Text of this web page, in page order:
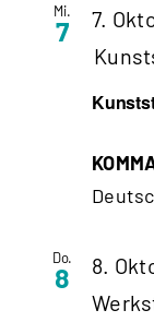
Mi.
7 7.
Do.
8 8.